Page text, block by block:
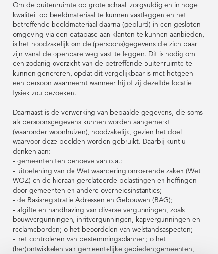
Om de buitenruimte op grote schaal, zorgvuldig en in hoge
kwaliteit op beeldmateriaal te kunnen vastleggen en het
betreffende beeldmateriaal daarna (geblurd) in een gesloten
omgeving via een database aan klanten te kunnen aanbieden,
is het noodzakelijk om de (persoons)gegevens die zichtbaar
zijn vanaf de openbare weg vast te leggen. Dit is nodig om
een zodanig overzicht van de betreffende buitenruimte te
kunnen genereren, opdat dit vergelijkbaar is met hetgeen
een persoon waarneemt wanneer hij of zij dezelfde locatie
fysiek zou bezoeken.
Daarnaast is de verwerking van bepaalde gegevens, die soms
als persoonsgegevens kunnen worden aangemerkt
(waaronder woonhuizen), noodzakelijk, gezien het doel
waarvoor deze beelden worden gebruikt. Daarbij kunt u
denken aan:
- gemeenten ten behoeve van o.a.:
- uitoefening van de Wet waardering onroerende zaken (Wet
WOZ) en de hieraan gerelateerde belastingen en heffingen
door gemeenten en andere overheidsinstanties;
- de Basisregistratie Adressen en Gebouwen (BAG);
- afgifte en handhaving van diverse vergunningen, zoals
bouwvergunningen, inritvergunningen, kapvergunningen en
reclameborden; o het beoordelen van welstandsaspecten;
- het controleren van bestemmingsplannen; o het
(her)ontwikkelen van gemeentelijke gebieden;gemeenten,